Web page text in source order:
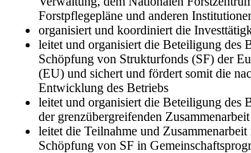
Forstpflegepläne und anderen
organisiert und koordiniert die
leitet und organisiert die Beteiligung des
Schöpfung von Strukturfonds (SF) der
(EU) und sichert und fördert somit die
Entwicklung des Betriebs
leitet und organisiert die Beteiligung des
der grenzübergreifenden Zusammenarbeit
leitet die Teilnahme und
Schöpfung von SF in